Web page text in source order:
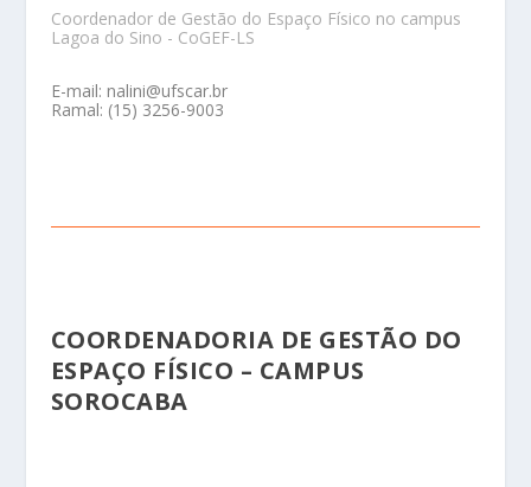
Coordenador de Gestão do Espaço Físico no campus
Lagoa do Sino - CoGEF-LS
E-mail: nalini@ufscar.br
Ramal: (15) 3256-9003
COORDENADORIA DE GESTÃO DO
ESPAÇO FÍSICO – CAMPUS
SOROCABA